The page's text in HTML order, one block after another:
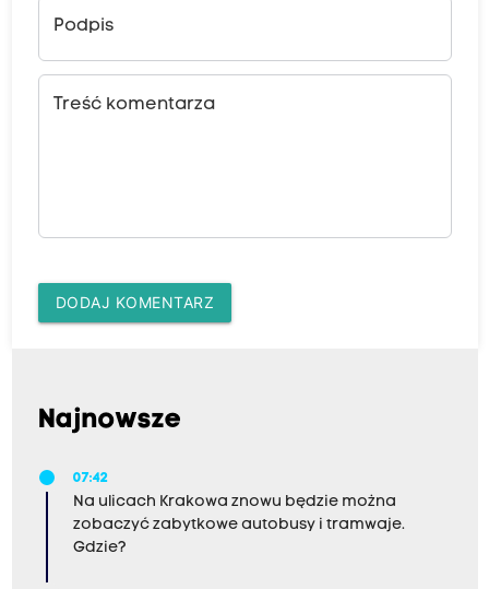
Podpis
Treść komentarza
DODAJ KOMENTARZ
Najnowsze
07:42
Na ulicach Krakowa znowu będzie można
zobaczyć zabytkowe autobusy i tramwaje.
Gdzie?